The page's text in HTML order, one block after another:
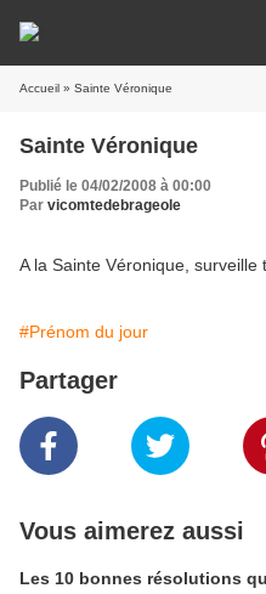
Accueil » Sainte Véronique
Sainte Véronique
Publié le 04/02/2008 à 00:00
Par vicomtedebrageole
A la Sainte Véronique,
#Prénom du jour
Partager
Vous aimerez aussi
Les 10 bonnes résolutions